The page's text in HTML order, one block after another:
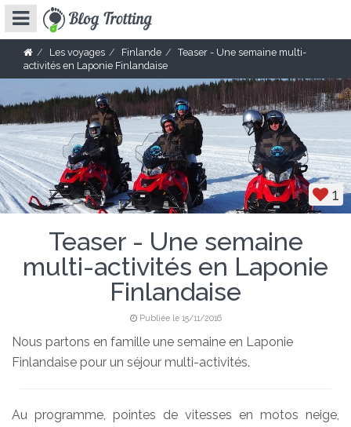
Les voyages Finlande
Teaser - Une semaine multi-
activités en Laponie Finlandaise
1
Teaser - Une semaine
multi-activités en Laponie
Finlandaise
Publiée le 15/11/2016
Nous partons en famille une semaine en Laponie
Finlandaise pour un séjour multi-activités.
Au programme, pointes de vitesses en motos neige,